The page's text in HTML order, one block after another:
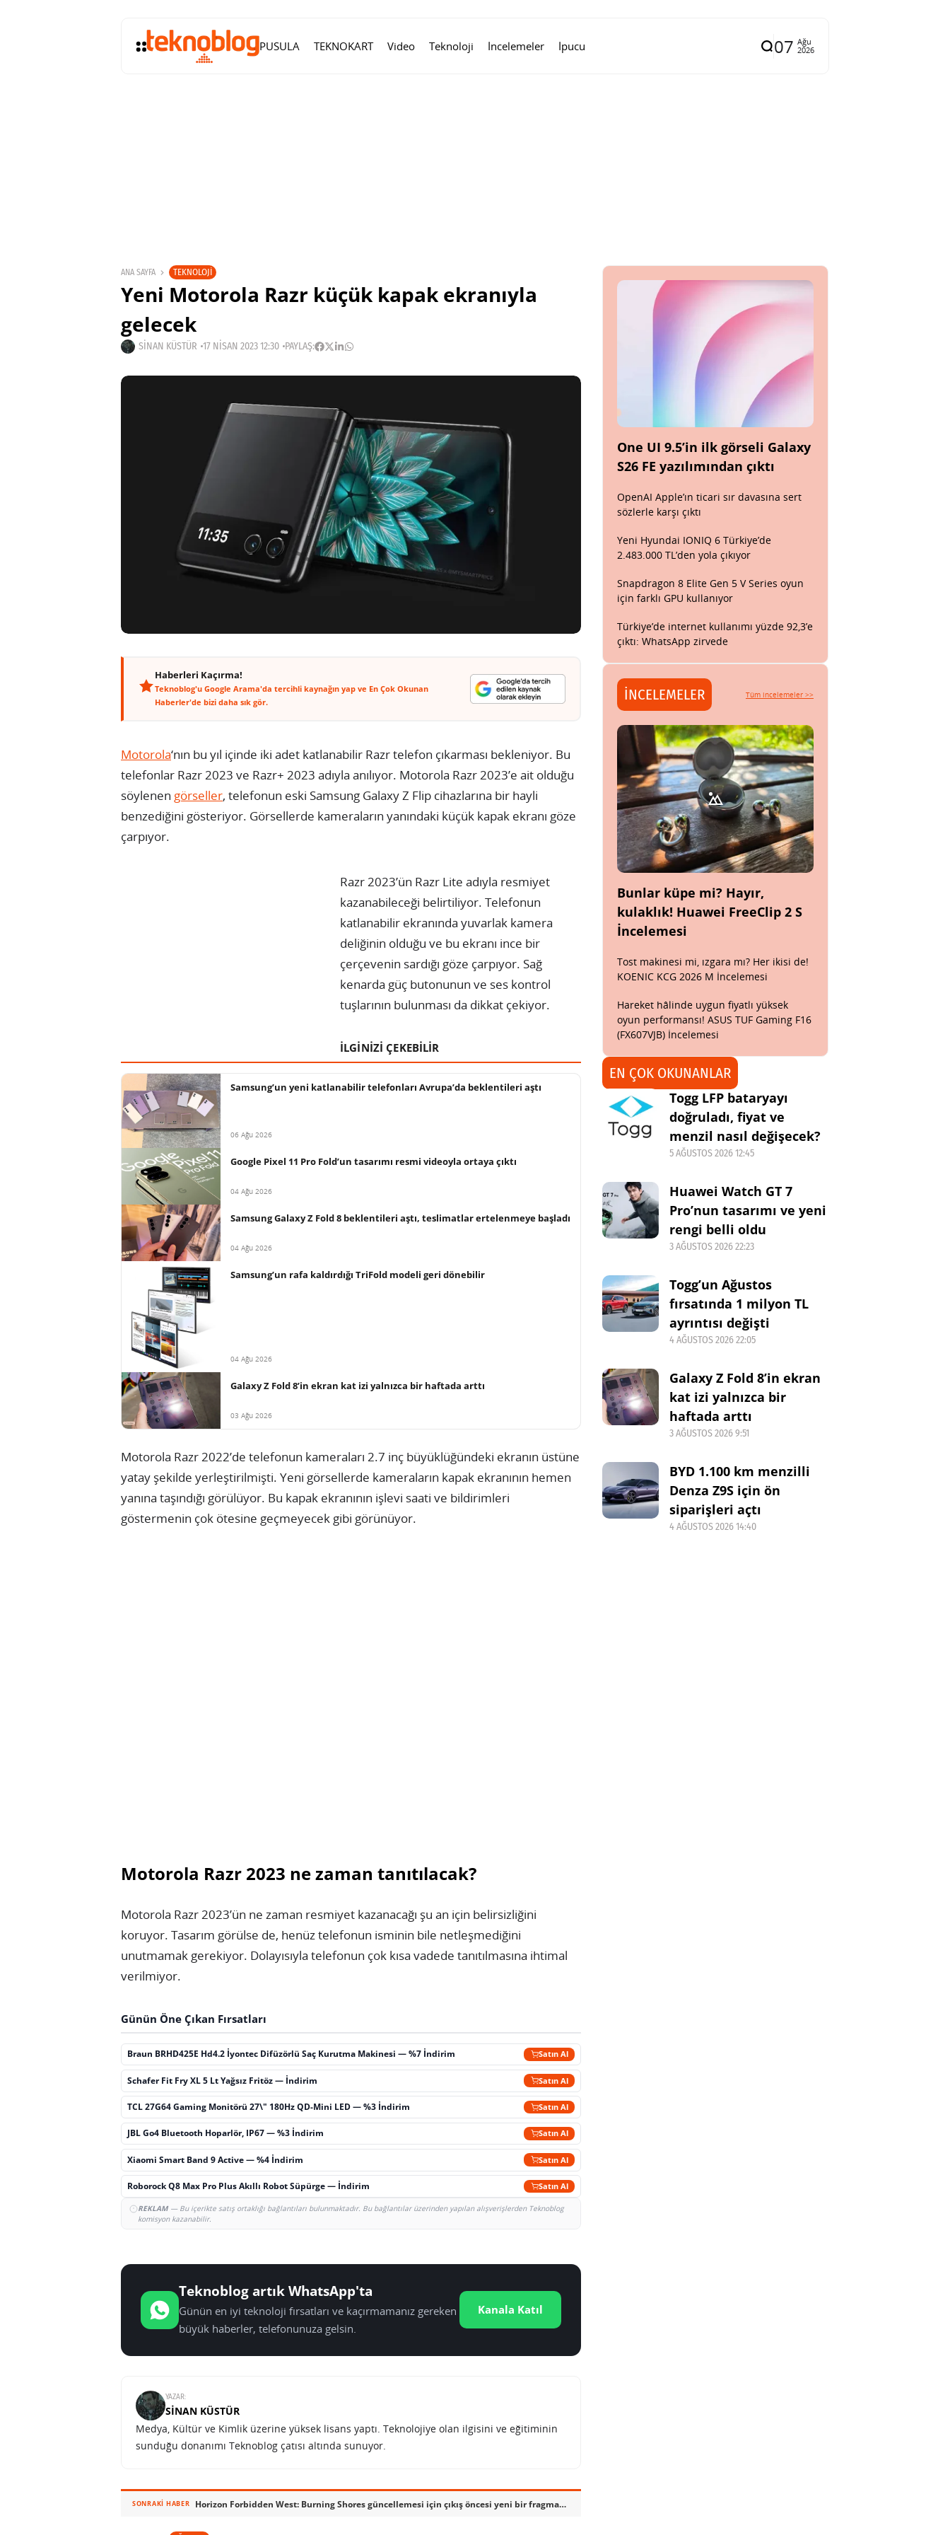
PUSULA TEKNOKART Video Teknoloji İncelemeler İpucu 07 Ağu
2026
ANA SAYFA TEKNOLOJI
Yeni Motorola Razr küçük kapak ekranıyla
gelecek
SINAN KÜSTÜR 17 NISAN 2023 12:30 PAYLAŞ:
Haberleri Kaçırma!
Teknoblog'u Google Arama'da tercihli kaynağın yap ve En Çok Okunan
Haberler'de bizi daha sık gör.
Motorola‘nın bu yıl içinde iki adet katlanabilir Razr telefon çıkarması bekleniyor. Bu
telefonlar Razr 2023 ve Razr+ 2023 adıyla anılıyor. Motorola Razr 2023’e ait olduğu
söylenen görseller, telefonun eski Samsung Galaxy Z Flip cihazlarına bir hayli
benzediğini gösteriyor. Görsellerde kameraların yanındaki küçük kapak ekranı göze
çarpıyor.
Razr 2023’ün Razr Lite adıyla resmiyet
kazanabileceği belirtiliyor. Telefonun
katlanabilir ekranında yuvarlak kamera
deliğinin olduğu ve bu ekranı ince bir
çerçevenin sardığı göze çarpıyor. Sağ
kenarda güç butonunun ve ses kontrol
tuşlarının bulunması da dikkat çekiyor.
İLGİNİZİ ÇEKEBİLİR
Samsung’un yeni katlanabilir telefonları Avrupa’da beklentileri aştı
06 Ağu 2026
Google Pixel 11 Pro Fold’un tasarımı resmi videoyla ortaya çıktı
04 Ağu 2026
Samsung Galaxy Z Fold 8 beklentileri aştı, teslimatlar ertelenmeye başladı
04 Ağu 2026
Samsung’un rafa kaldırdığı TriFold modeli geri dönebilir
04 Ağu 2026
Galaxy Z Fold 8’in ekran kat izi yalnızca bir haftada arttı
03 Ağu 2026
Motorola Razr 2022’de telefonun kameraları 2.7 inç büyüklüğündeki ekranın üstüne
yatay şekilde yerleştirilmişti. Yeni görsellerde kameraların kapak ekranının hemen
yanına taşındığı görülüyor. Bu kapak ekranının işlevi saati ve bildirimleri
göstermenin çok ötesine geçmeyecek gibi görünüyor.
Motorola Razr 2023 ne zaman tanıtılacak?
Motorola Razr 2023’ün ne zaman resmiyet kazanacağı şu an için belirsizliğini
koruyor. Tasarım görülse de, henüz telefonun isminin bile netleşmediğini
unutmamak gerekiyor. Dolayısıyla telefonun çok kısa vadede tanıtılmasına ihtimal
verilmiyor.
Günün Öne Çıkan Fırsatları
Braun BRHD425E Hd4.2 İyontec Difüzörlü Saç Kurutma Makinesi — %7 İndirim Satın Al
Schafer Fit Fry XL 5 Lt Yağsız Fritöz — İndirim Satın Al
TCL 27G64 Gaming Monitörü 27\" 180Hz QD-Mini LED — %3 İndirim Satın Al
JBL Go4 Bluetooth Hoparlör, IP67 — %3 İndirim Satın Al
Xiaomi Smart Band 9 Active — %4 İndirim Satın Al
Roborock Q8 Max Pro Plus Akıllı Robot Süpürge — İndirim Satın Al
REKLAM— Bu içerikte satış ortaklığı bağlantıları bulunmaktadır. Bu bağlantılar üzerinden yapılan alışverişlerden Teknoblog
komisyon kazanabilir.
Teknoblog artık WhatsApp'ta
Günün en iyi teknoloji fırsatları ve kaçırmamanız gereken
büyük haberler, telefonunuza gelsin.
Kanala Katıl
YAZAR:
SINAN KÜSTÜR
Medya, Kültür ve Kimlik üzerine yüksek lisans yaptı. Teknolojiye olan ilgisini ve eğitiminin
sunduğu donanımı Teknoblog çatısı altında sunuyor.
SONRAKI HABER Horizon Forbidden West: Burning Shores güncellemesi için çıkış öncesi yeni bir fragman geldi
One UI 9.5’in ilk görseli Galaxy
S26 FE yazılımından çıktı
OpenAI Apple’ın ticari sır davasına sert
sözlerle karşı çıktı
Yeni Hyundai IONIQ 6 Türkiye’de
2.483.000 TL’den yola çıkıyor
Snapdragon 8 Elite Gen 5 V Series oyun
için farklı GPU kullanıyor
Türkiye’de internet kullanımı yüzde 92,3’e
çıktı: WhatsApp zirvede
İNCELEMELER Tüm incelemeler >>
Bunlar küpe mi? Hayır,
kulaklık! Huawei FreeClip 2 S
İncelemesi
Tost makinesi mi, ızgara mı? Her ikisi de!
KOENIC KCG 2026 M İncelemesi
Hareket hâlinde uygun fiyatlı yüksek
oyun performansı! ASUS TUF Gaming F16
(FX607VJB) İncelemesi
EN ÇOK OKUNANLAR
Togg LFP bataryayı
doğruladı, fiyat ve
menzil nasıl değişecek?
5 AĞUSTOS 2026 12:45
Huawei Watch GT 7
Pro’nun tasarımı ve yeni
rengi belli oldu
3 AĞUSTOS 2026 22:23
Togg’un Ağustos
fırsatında 1 milyon TL
ayrıntısı değişti
4 AĞUSTOS 2026 22:05
Galaxy Z Fold 8’in ekran
kat izi yalnızca bir
haftada arttı
3 AĞUSTOS 2026 9:51
BYD 1.100 km menzilli
Denza Z9S için ön
siparişleri açtı
4 AĞUSTOS 2026 14:40